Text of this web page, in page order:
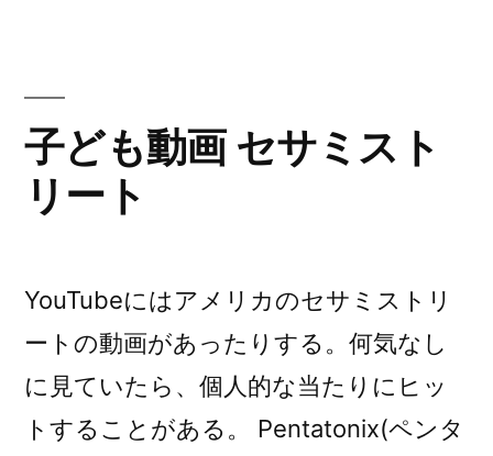
め
英
語
10
選
子ども動画 セサミスト
リート
YouTubeにはアメリカのセサミストリ
ートの動画があったりする。何気なし
に見ていたら、個人的な当たりにヒッ
トすることがある。 Pentatonix(ペンタ